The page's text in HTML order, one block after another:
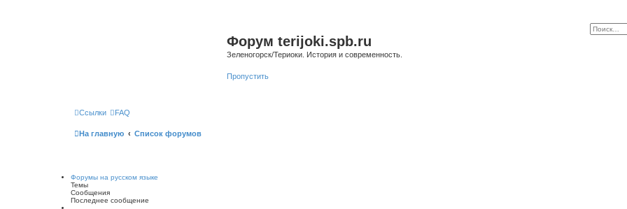
Форум terijoki.spb.ru
Зеленогорск/Териоки. История и современность.
Пропустить
Ссылки FAQ
На главную Список форумов
Форумы на русском языке
Темы
Сообщения
Последнее сообщение